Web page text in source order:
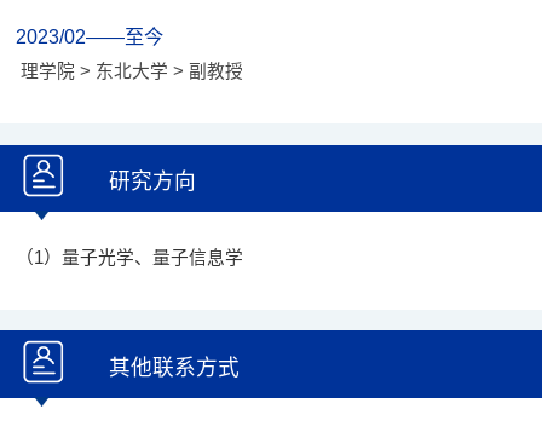
2023/02——至今
理学院 > 东北大学 > 副教授
研究方向
（1）量子光学、量子信息学
其他联系方式